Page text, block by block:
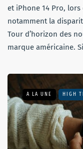
et iPhone 14 Pro,
notamment la
Tour d’horizon des
marque américaine.
A LA UNE HIGH